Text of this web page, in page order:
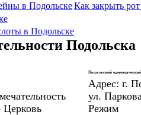
в ПодольскеКак закрыть
в Подольске
Подольска
Церковь
Подольский
Адрес: г.
ул.
Режим